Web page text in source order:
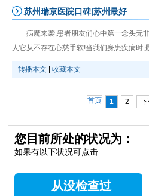
苏州瑞京医院口碑|苏州最好
病魔来袭,患者朋友们心中第一念头无
人它从不存在心慈手软!当我们身患疾病时,
转播本文 收藏本文
首页 1 2 下
您目前所处的状况为：
如果有以下状况可点击
从没检查过